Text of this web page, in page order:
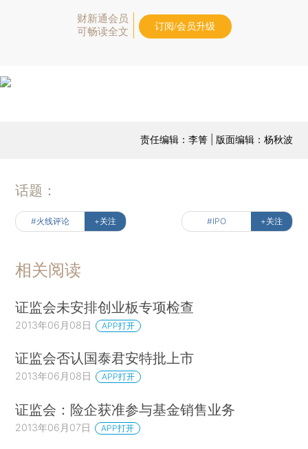
财新通会员
可畅读全文
订阅/会员升级
责任编辑：李箐 | 版面编辑：杨秋波
话题：
#火线评论 +关注 #IPO +关注
相关阅读
证监会未安排创业板专项检查
2013年06月08日 APP打开
证监会否认国泰君安特批上市
2013年06月08日 APP打开
证监会：险企获准参与基金销售业务
2013年06月07日 APP打开